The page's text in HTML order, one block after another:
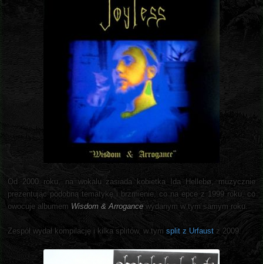
Od 2000 roku, na wokalu zasiada kobietka Ida Hellebø, muzycznie
prezentując podobną tematykę i brzmienie, co na epce z 1999 roku, co
owocuje albumem Wisdom & Arrogance wydanym w tym samym roku.
Zespół wydał kompilację i kilka splitów, w tym split z Urfaust z 2009.